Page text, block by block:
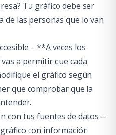
Tu gráfico debe ser
de las personas que lo van
– **A veces los
a permitir que cada
el gráfico según
que comprobar que la
con tus fuentes de datos –
con información